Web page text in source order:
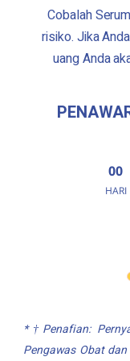
Cobalah
risiko. Jika
uang Anda
00
HARI
*†Penafian:
Pengawas Obat